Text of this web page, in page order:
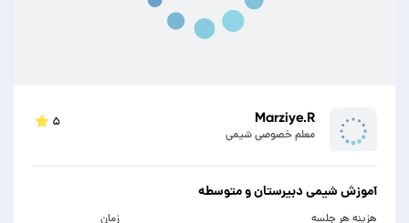
Marziye.R
معلم خصوصی شیمی
۵
آموزش شیمی دبیرستان و متوسطه
هزینه هر جلسه زمان